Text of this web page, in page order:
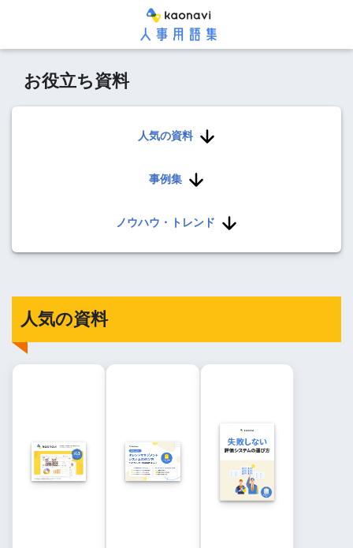
お役立ち資料
人気の資料
事例集
ノウハウ・トレンド
人気の資料